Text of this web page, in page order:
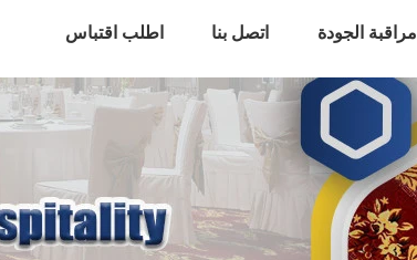
مراقبة الجودة اتصل بنا اطلب اقتباس